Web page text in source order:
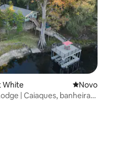
de 5, 9 avaliações
White Novo lugar para
Novo
| Caiaques, banheira